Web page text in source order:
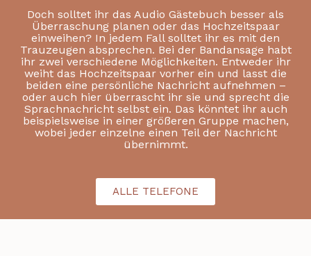
Doch solltet ihr das Audio Gästebuch besser als
Überraschung planen oder das Hochzeitspaar
einweihen? In jedem Fall solltet ihr es mit den
Trauzeugen absprechen. Bei der Bandansage habt
ihr zwei verschiedene Möglichkeiten. Entweder ihr
weiht das Hochzeitspaar vorher ein und lasst die
beiden eine persönliche Nachricht aufnehmen –
oder auch hier überrascht ihr sie und sprecht die
Sprachnachricht selbst ein. Das könntet ihr auch
beispielsweise in einer größeren Gruppe machen,
wobei jeder einzelne einen Teil der Nachricht
übernimmt.
ALLE TELEFONE